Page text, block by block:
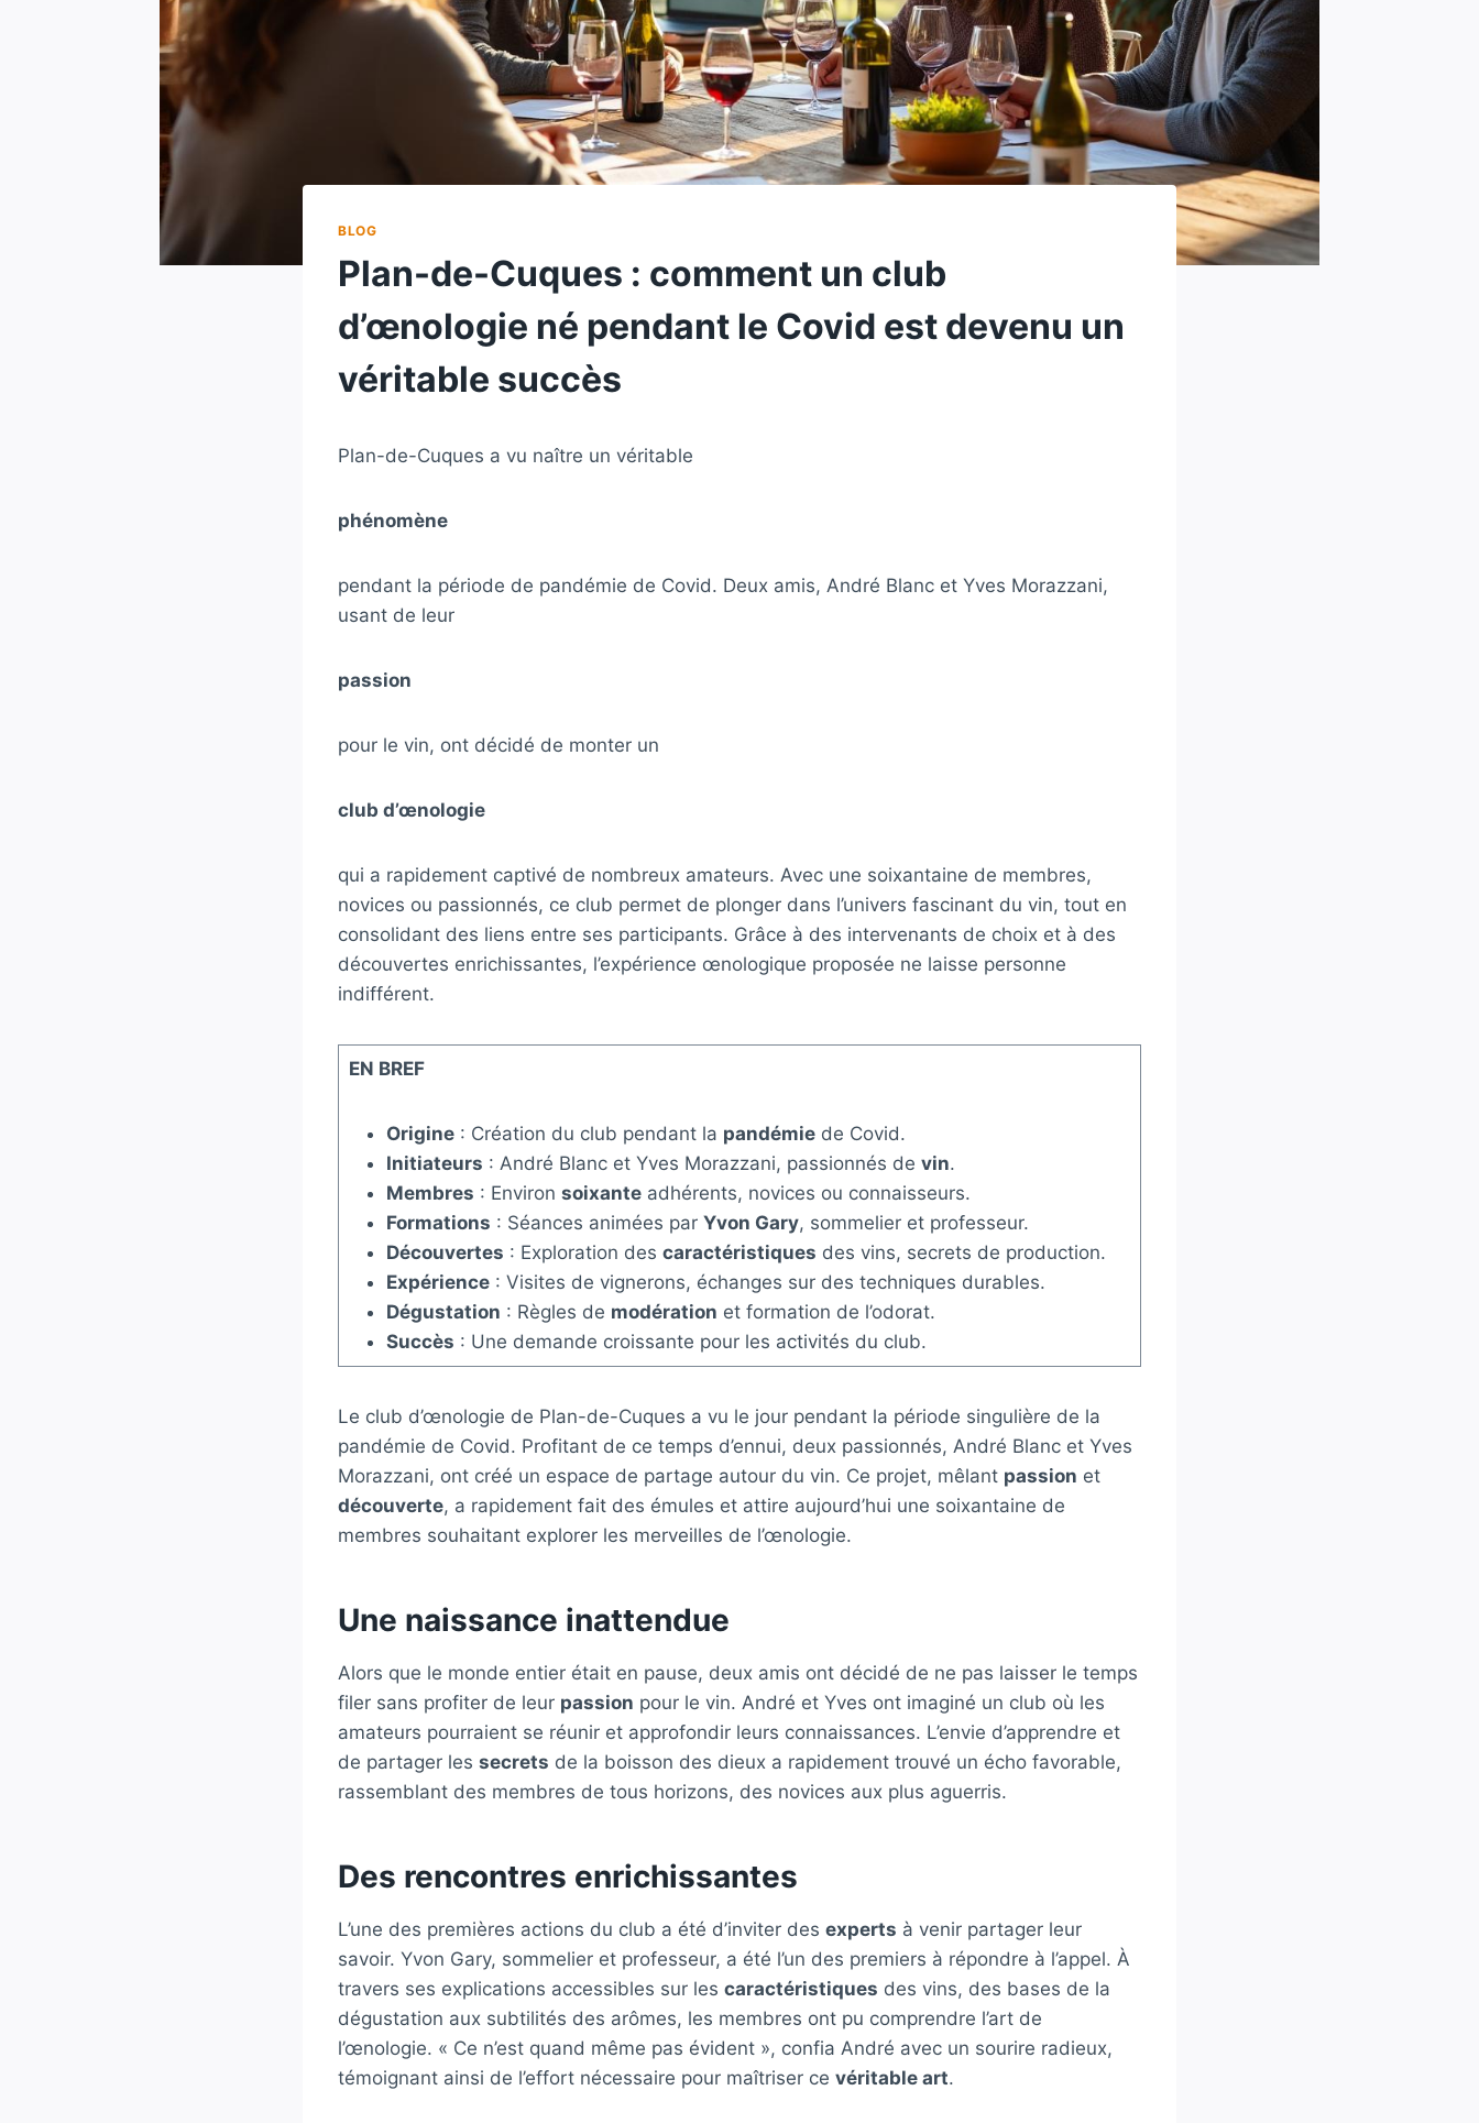
BLOG
Plan-de-Cuques : comment un club
d’œnologie né pendant le Covid est devenu un
véritable succès
Plan-de-Cuques a vu naître un véritable
phénomène
pendant la période de pandémie de Covid. Deux amis, André Blanc et Yves Morazzani,
usant de leur
passion
pour le vin, ont décidé de monter un
club d’œnologie
qui a rapidement captivé de nombreux amateurs. Avec une soixantaine de membres,
novices ou passionnés, ce club permet de plonger dans l’univers fascinant du vin, tout en
consolidant des liens entre ses participants. Grâce à des intervenants de choix et à des
découvertes enrichissantes, l’expérience œnologique proposée ne laisse personne
indifférent.
EN BREF
Origine: Création du club pendant la pandémiede Covid.
Initiateurs : André Blanc et Yves Morazzani, passionnés de vin.
Membres : Environ soixanteadhérents, novices ou connaisseurs.
Formations : Séances animées par Yvon Gary, sommelier et professeur.
Découvertes : Exploration des caractéristiques des vins, secrets de production.
Expérience: Visites de vignerons, échanges sur des techniques durables.
Dégustation : Règles de modération et formation de l’odorat.
Succès : Une demande croissante pour les activités du club.
Le club d’œnologie de Plan-de-Cuques a vu le jour pendant la période singulière de la
pandémie de Covid. Profitant de ce temps d’ennui, deux passionnés, André Blanc et Yves
Morazzani, ont créé un espace de partage autour du vin. Ce projet, mêlant passion et
découverte, a rapidement fait des émules et attire aujourd’hui une soixantaine de
membres souhaitant explorer les merveilles de l’œnologie.
Une naissance inattendue
Alors que le monde entier était en pause, deux amis ont décidé de ne pas laisser le temps
filer sans profiter de leur passion pour le vin. André et Yves ont imaginé un club où les
amateurs pourraient se réunir et approfondir leurs connaissances. L’envie d’apprendre et
de partager les secrets de la boisson des dieux a rapidement trouvé un écho favorable,
rassemblant des membres de tous horizons, des novices aux plus aguerris.
Des rencontres enrichissantes
L’une des premières actions du club a été d’inviter des experts à venir partager leur
savoir. Yvon Gary, sommelier et professeur, a été l’un des premiers à répondre à l’appel. À
travers ses explications accessibles sur les caractéristiques des vins, des bases de la
dégustation aux subtilités des arômes, les membres ont pu comprendre l’art de
l’œnologie. « Ce n’est quand même pas évident », confia André avec un sourire radieux,
témoignant ainsi de l’effort nécessaire pour maîtriser ce véritable art.